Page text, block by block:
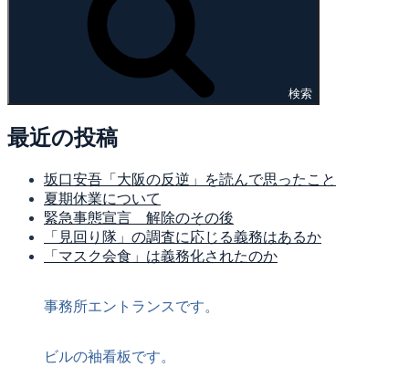
検索
最近の投稿
坂口安吾「大阪の反逆」を読んで思ったこと
夏期休業について
緊急事態宣言 解除のその後
「見回り隊」の調査に応じる義務はあるか
「マスク会食」は義務化されたのか
事務所エントランスです。
ビルの袖看板です。